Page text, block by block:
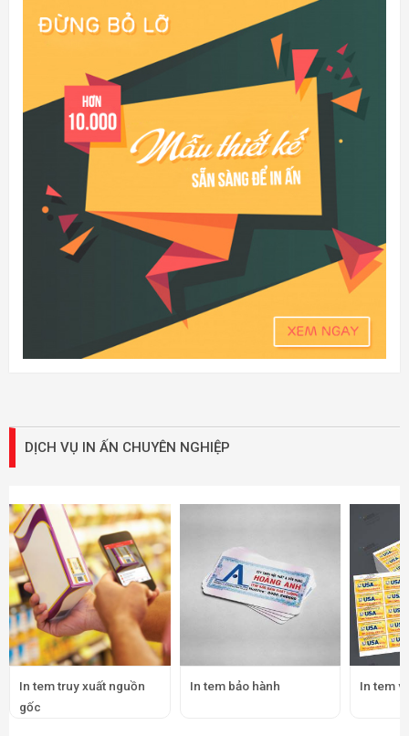
DỊCH VỤ IN ẤN CHUYÊN NGHIỆP
In tem truy xuất nguồn
gốc
In tem bảo hành In tem